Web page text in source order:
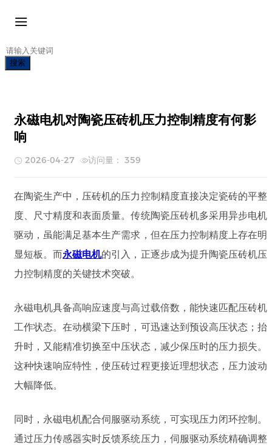
搜索
永磁电机对陶瓷压砖机压力控制精度有何影
响
2026-04-27 访问量： 359
在陶瓷生产中，压砖机的压力控制精度直接决定瓷砖的平整
度、尺寸精度和表面质量。传统陶瓷压砖机多采用异步电机
驱动，虽能满足基本生产需求，但在压力控制精度上存在明
显短板。而永磁电机的引入，正逐步成为提升陶瓷压砖机压
力控制精度的关键技术突破。
永磁电机具备高响应速度与高过载倍数，能快速匹配压砖机
工作状态。在动横梁下压时，可迅速达到预设高压状态；抬
升时，又能精准切换至中压状态，减少保压时的压力损失。
这种快速响应特性，使压砖过程更接近理想状态，压力波动
大幅降低。
同时，永磁电机配合伺服驱动系统，可实现压力闭环控制。
通过压力传感器实时反馈系统压力，伺服驱动系统精确调整